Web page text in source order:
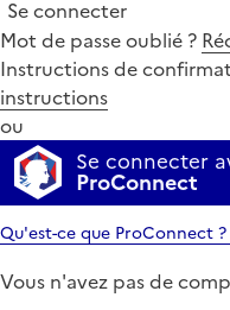
Se connecter
Mot de passe oublié ?
Instructions de
instructions
ou
Se connecter
ProConnect
Qu'est-ce que ProConnect ?
Vous n'avez pas de